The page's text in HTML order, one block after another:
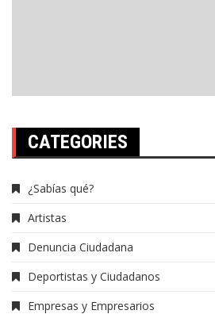
CATEGORIES
¿Sabías qué?
Artistas
Denuncia Ciudadana
Deportistas y Ciudadanos
Empresas y Empresarios